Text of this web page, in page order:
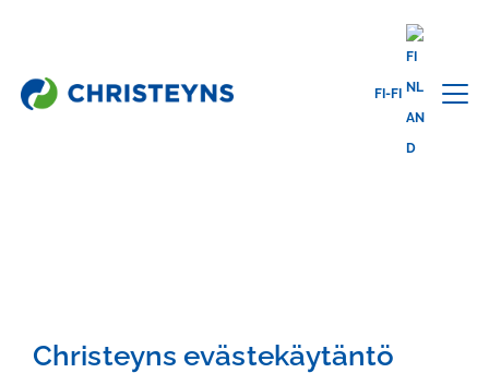
FI-FI
Home Evästekäytäntö
Christeyns evästekäytäntö